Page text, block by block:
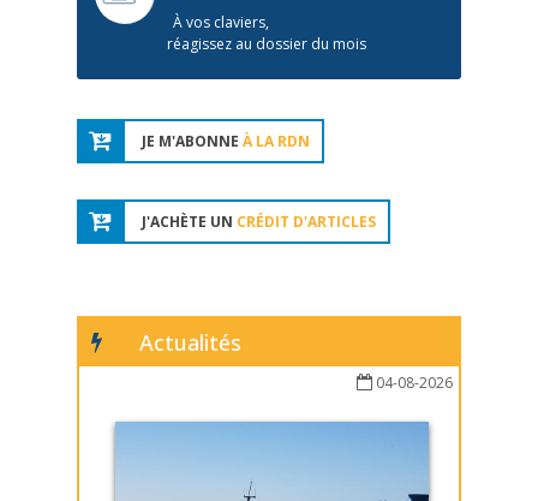
À vos claviers,
réagissez au dossier du mois
JE M'ABONNE À LA RDN
J'ACHÈTE UN CRÉDIT D'ARTICLES
Actualités
04-08-2026